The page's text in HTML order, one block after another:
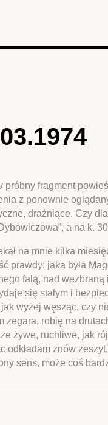
fragment
z ponownie
drażniące. Czy
a na k.
na mnie kilka
prawdy: jaka była
falą, nad
się stałym i
wyżej węsząc, czy
robię na
żywe, ruchliwe, jak
znów
sens, może coś